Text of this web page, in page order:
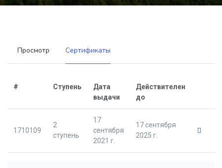
Просмотр Сертификаты
# Ступень
Дата
выдачи
Действителен
до
1710109
2
ступень
17
сентября
2021 г.
17 сентября
2025 г.